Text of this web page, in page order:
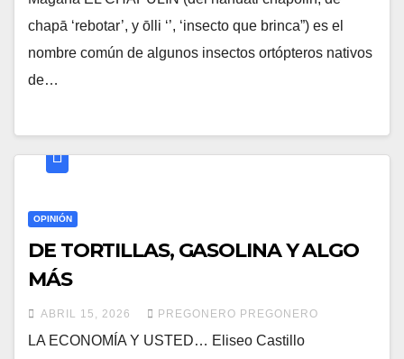
chapā ‘rebotar’, y ōlli ‘’, ‘insecto que brinca”) es el
nombre común de algunos insectos ortópteros nativos
de…
OPINIÓN
DE TORTILLAS, GASOLINA Y ALGO
MÁS
ABRIL 15, 2026 PREGONERO PREGONERO
LA ECONOMÍA Y USTED… Eliseo Castillo